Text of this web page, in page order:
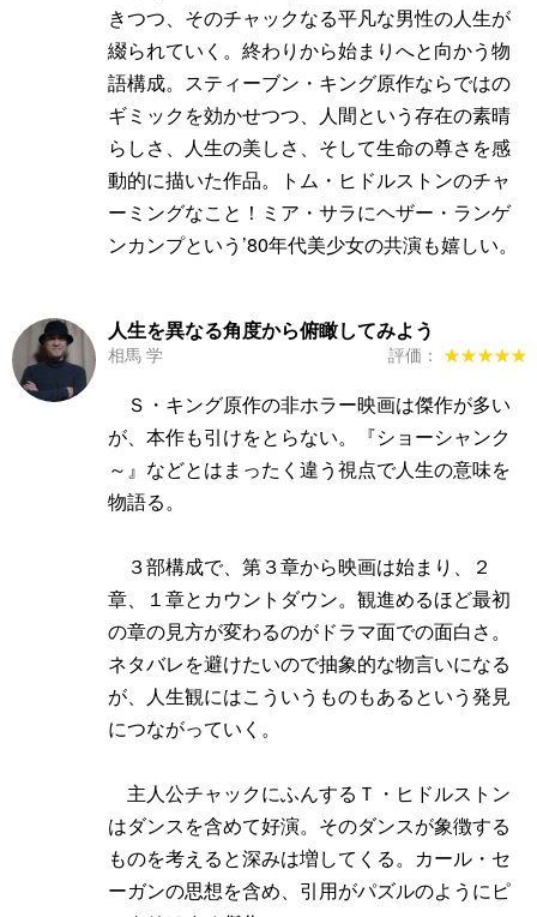
きつつ、そのチャックなる平凡な男性の人生が
綴られていく。終わりから始まりへと向かう物
語構成。スティーブン・キング原作ならではの
ギミックを効かせつつ、人間という存在の素晴
らしさ、人生の美しさ、そして生命の尊さを感
動的に描いた作品。トム・ヒドルストンのチャ
ーミングなこと！ミア・サラにヘザー・ランゲ
ンカンプという’80年代美少女の共演も嬉しい。
人生を異なる角度から俯瞰してみよう
相馬 学 評価： ★★★★★
★★★★★
Ｓ・キング原作の非ホラー映画は傑作が多い
が、本作も引けをとらない。『ショーシャンク
～』などとはまったく違う視点で人生の意味を
物語る。
３部構成で、第３章から映画は始まり、２
章、１章とカウントダウン。観進めるほど最初
の章の見方が変わるのがドラマ面での面白さ。
ネタバレを避けたいので抽象的な物言いになる
が、人生観にはこういうものもあるという発見
につながっていく。
主人公チャックにふんするＴ・ヒドルストン
はダンスを含めて好演。そのダンスが象徴する
ものを考えると深みは増してくる。カール・セ
ーガンの思想を含め、引用がパズルのようにピ